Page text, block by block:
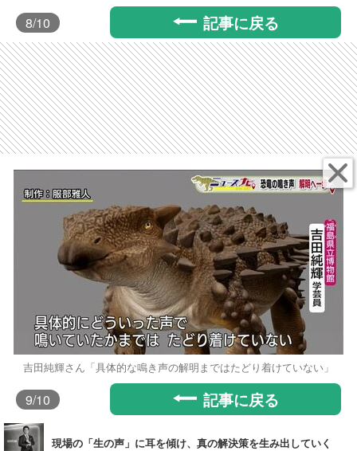
8/10 記事に戻る
吉田純輝さん「具体的な鳴き声の解明まではたどり着けていない」
9/10 記事に戻る
現場の「生の声」に耳を傾け、真の解決策を生み出していく